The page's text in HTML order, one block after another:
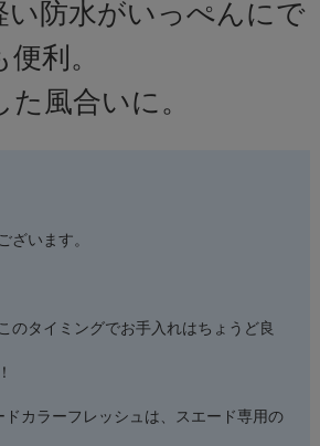
い防水がいっぺんにで
利。
風合いに。
ざいます。
のタイミングでお手入れはちょうど良
ドカラーフレッシュは、スエード専用の